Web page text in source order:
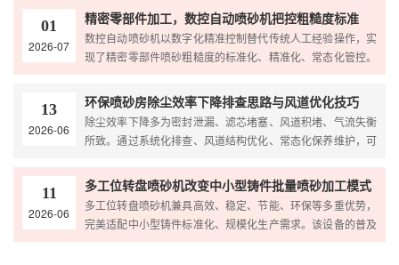
01
2026-07
精密零部件加工，数控自动喷砂机把控粗糙度标准
数控自动喷砂机以数字化精准控制替代传统人工经验操作，实
现了精密零部件喷砂粗糙度的标准化、精准化、常态化管控。
既有效规避了喷砂工艺瑕疵，提升产品合格率，又助力精密...
13
2026-06
环保喷砂房除尘效率下降排查思路与风道优化技巧
除尘效率下降多为密封泄漏、滤芯堵塞、风道积堵、气流失衡
所致。通过系统化排查、风道结构优化、常态化保养维护，可
11
2026-06
多工位转盘喷砂机改变中小型铸件批量喷砂加工模式
多工位转盘喷砂机兼具高效、稳定、节能、环保等多重优势，
完美适配中小型铸件标准化、规模化生产需求。该设备的普及
应用，彻底改变了铸件喷砂依赖人工、品质参差不齐、产能...